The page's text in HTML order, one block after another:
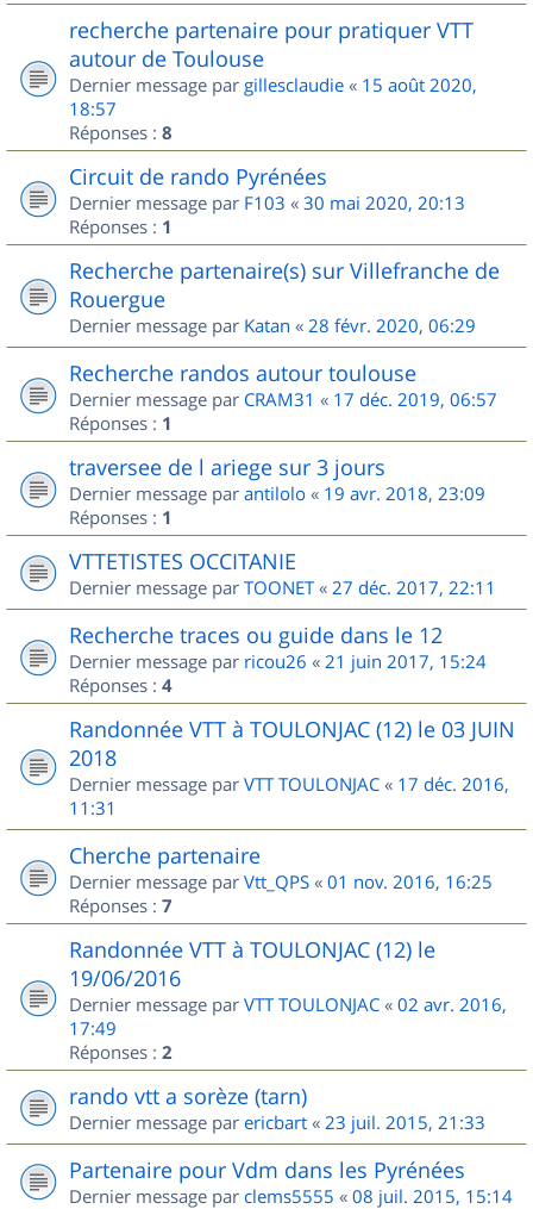
recherche partenaire pour pratiquer VTT
autour de Toulouse
Dernier message par gillesclaudie « 15 août 2020,
18:57
Réponses : 8
Circuit de rando Pyrénées
Dernier message par F103 « 30 mai 2020, 20:13
Réponses : 1
Recherche partenaire(s) sur Villefranche de
Rouergue
Dernier message par Katan « 28 févr. 2020, 06:29
Recherche randos autour toulouse
Dernier message par CRAM31 « 17 déc. 2019, 06:57
Réponses : 1
traversee de l ariege sur 3 jours
Dernier message par antilolo « 19 avr. 2018, 23:09
Réponses : 1
VTTETISTES OCCITANIE
Dernier message par TOONET« 27 déc. 2017, 22:11
Recherche traces ou guide dans le 12
Dernier message par ricou26 « 21 juin 2017, 15:24
Réponses : 4
Randonnée VTT à TOULONJAC (12) le 03 JUIN
2018
Dernier message par VTT TOULONJAC « 17 déc. 2016,
11:31
Cherche partenaire
Dernier message par Vtt_QPS « 01 nov. 2016, 16:25
Réponses : 7
Randonnée VTT à TOULONJAC (12) le
19/06/2016
Dernier message par VTT TOULONJAC « 02 avr. 2016,
17:49
Réponses : 2
rando vtt a sorèze (tarn)
Dernier message par ericbart « 23 juil. 2015, 21:33
Partenaire pour Vdm dans les Pyrénées
Dernier message par clems5555 « 08 juil. 2015, 15:14